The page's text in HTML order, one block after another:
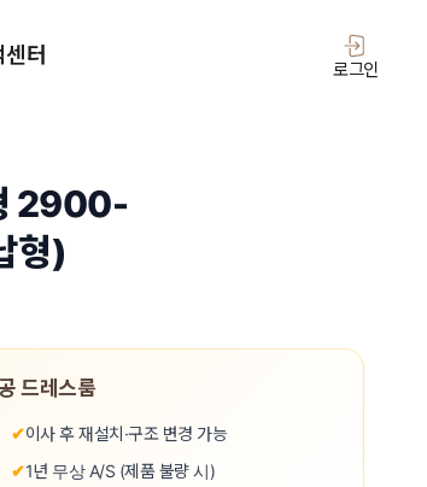
터
신청
로그인
2900-
형)
드레스룸
✔이사 후 재설치·구조 변경 가능
✔1년 무상 A/S (제품 불량 시)